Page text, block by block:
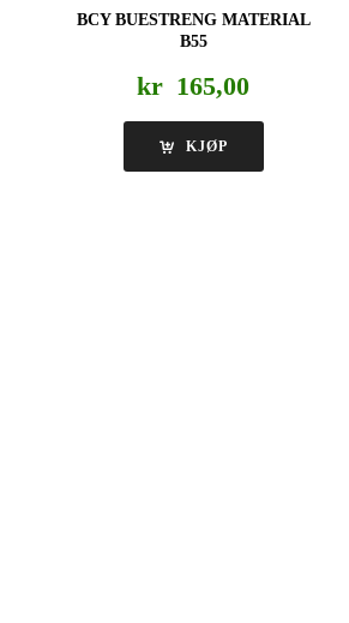
BCY BUESTRENG MATERIAL
B55
kr 165,00
KJØP